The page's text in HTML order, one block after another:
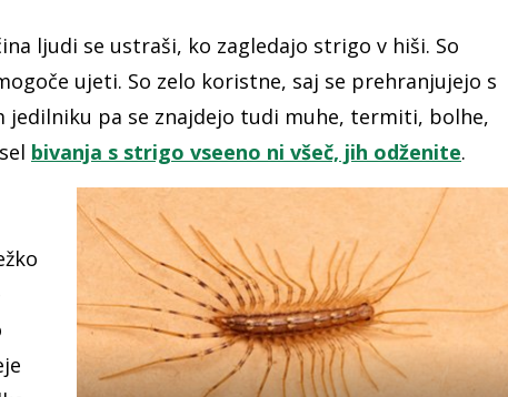
ljudi se ustraši, ko zagledajo strigo v hiši. So
ujeti. So zelo koristne, saj se prehranjujejo s
pa se znajdejo tudi muhe, termiti, bolhe,
bivanja s strigo vseeno ni všeč, jih odženite.